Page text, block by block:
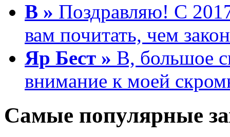
В » Поздравляю! С
вам почитать, чем
Яр Бест » B, большое
внимание к моей
Самые популярные